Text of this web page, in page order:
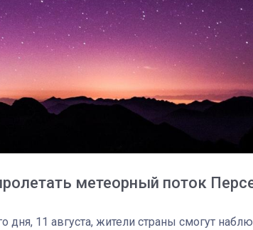
метеорный поток
11 августа, жители страны смогут